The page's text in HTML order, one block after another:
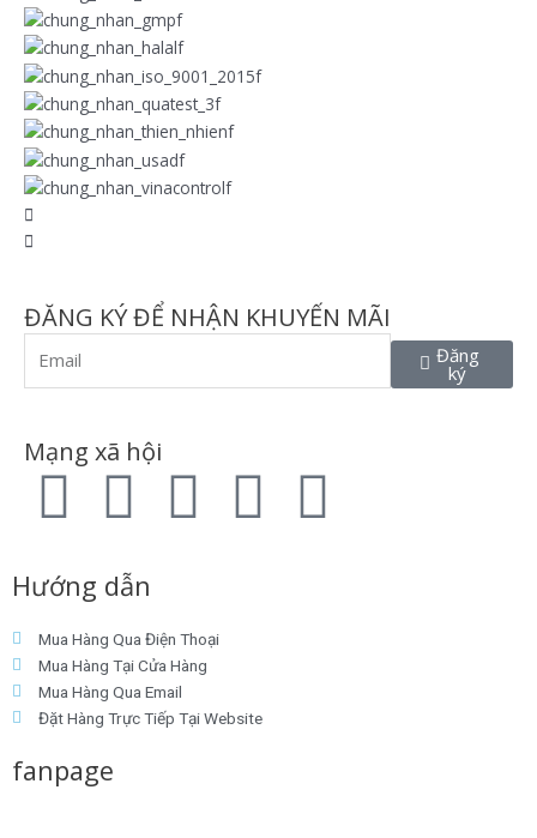
ĐĂNG KÝ ĐỂ NHẬN KHUYẾN MÃI
Đăng
ký
Mạng xã hội
F
a
c
e
b
o
T
w
i
t
t
L
n
k
e
I
a
P
Hướng dẫn
Mua Hàng Qua Điện Thoại
Mua Hàng Tại Cửa Hàng
Mua Hàng Qua Email
Đặt Hàng Trực Tiếp Tại Website
fanpage